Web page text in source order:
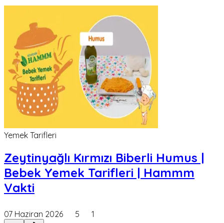
Yemek Tarifleri
Zeytinyağlı Kırmızı Biberli Humus |
Bebek Yemek Tarifleri | Hammm
Vakti
07 Haziran 2026 5 1